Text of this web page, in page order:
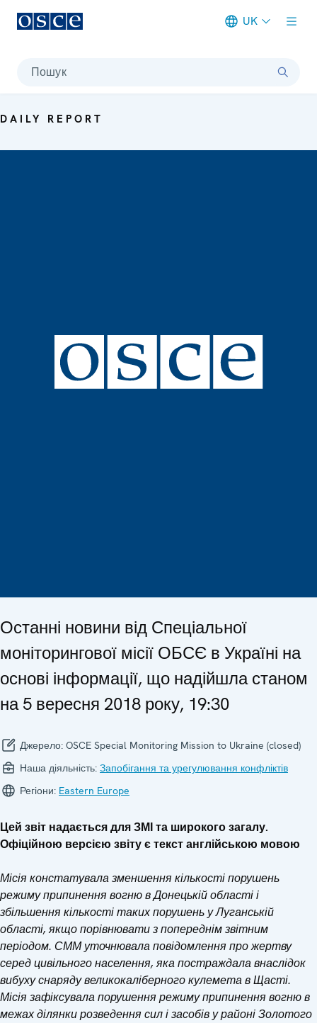
UK
Пошук
DAILY REPORT
Останні новини від Спеціальної
моніторингової місії ОБСЄ в Україні на
основі інформації, що надійшла станом
на 5 вересня 2018 року, 19:30
Джерело: OSCE Special Monitoring Mission to Ukraine (closed)
Наша діяльність: Запобігання та урегулювання конфліктів
Регіони: Eastern Europe
Цей звіт надається для ЗМІ та широкого загалу.
Офіційною версією звіту є текст англійською мовою
Місія констатувала зменшення кількості порушень
режиму припинення вогню в Донецькій області і
збільшення кількості таких порушень у Луганській
області, якщо порівнювати з попереднім звітним
періодом. СММ уточнювала повідомлення про жертву
серед цивільного населення, яка постраждала внаслідок
вибуху снаряду великокаліберного кулемета в Щасті.
Місія зафіксувала порушення режиму припинення вогню в
межах ділянки розведення сил і засобів у районі Золотого